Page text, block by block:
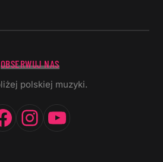
OBSERWUJ NAS
polskiej muzyki.
Facebook
Instagram